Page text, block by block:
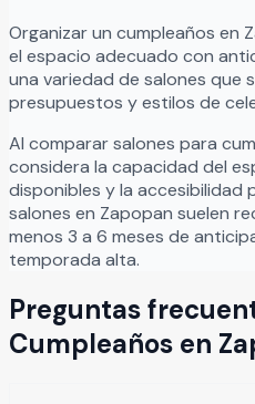
Organizarun cumpleaños en
el espacio adecuado con
una variedad de salones que
presupuestos y estilos de
Al comparar salones para
considera la capacidad del
disponibles y la accesibilidad
salones en Zapopan suelen
menos 3 a 6 meses de
temporada alta.
Preguntas
Cumpleaños en